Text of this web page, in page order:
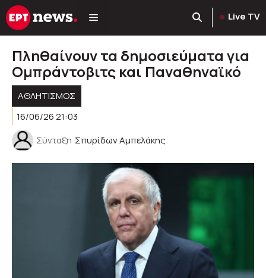
Μετάβαση
σε
Live TV
Πληθαίνουν τα δημοσιεύματα για
Ομπράντοβιτς και Παναθηναϊκό
ΑΘΛΗΤΙΣΜΟΣ
16/06/26 21:03
Σύνταξη Σπυρίδων Αμπελάκης